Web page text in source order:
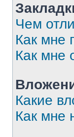
Чем
Как мне
Как мне
Какие
Как мне